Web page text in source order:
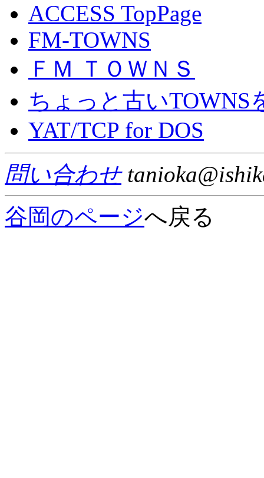
ACCESS TopPage
FM-TOWNS
ＦＭ ＴＯＷＮＳ
ちょっと古いTOWNS
YAT/TCP for DOS
問い合わせ
谷岡のページへ戻る